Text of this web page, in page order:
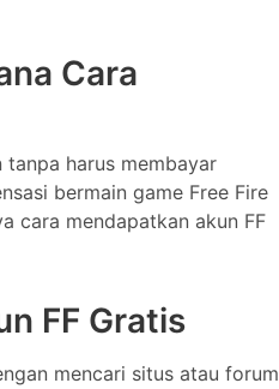
Cara
tanpa harus membayar
bermain game Free Fire
cara mendapatkan akun FF
FF Gratis
mencari situs atau forum